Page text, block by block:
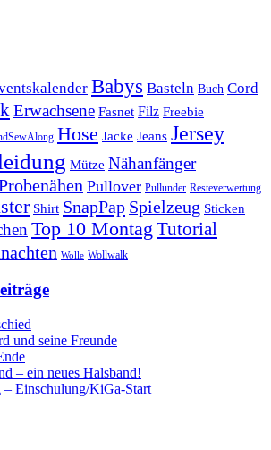
Babys Basteln Buch Cord
Erwachsene Fasnet Filz Freebie
Hose Jacke Jeans Jersey
Mütze Nähanfänger
Pullover Pullunder Resteverwertung
Shirt SnapPap Spielzeug Sticken
Top 10 Montag Tutorial
Wolle Wollwalk
und seine Freunde
– ein neues Halsband!
– Einschulung/KiGa-Start